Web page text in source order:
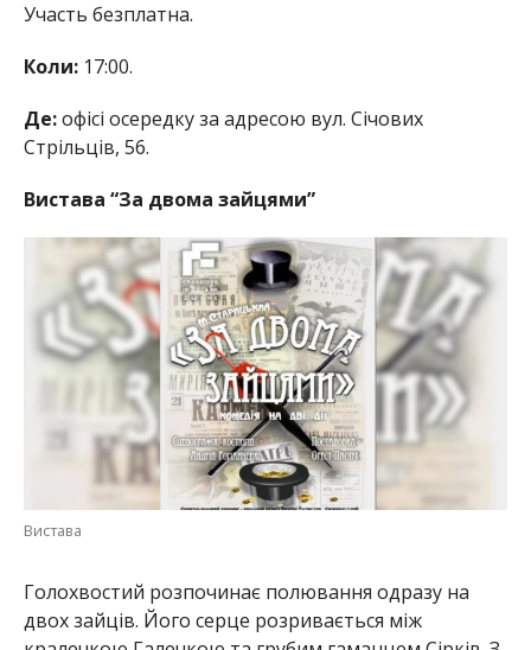
Участь безплатна.
Коли:17:00.
Де:офісі осередку за адресою вул. Січових
Стрільців, 56.
Вистава “За двома зайцями”
Вистава
Голохвостий розпочинає полювання одразу на
двох зайців. Його серце розривається між